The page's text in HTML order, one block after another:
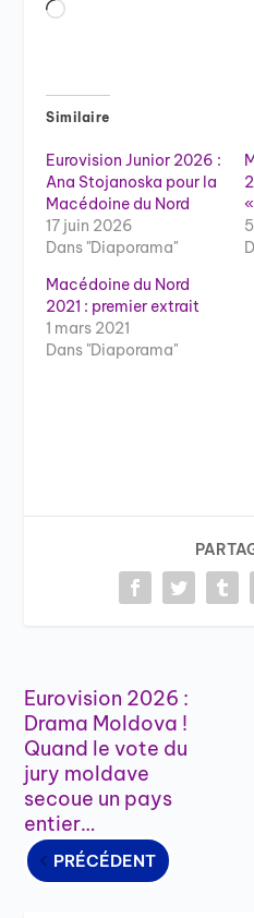
Chargement…
Similaire
Eurovision Junior 2026 :
Ana Stojanoska pour la
Macédoine du Nord
17 juin 2026
Dans "Diaporama"
Macédoine du Nord
2021 : premier extrait
1 mars 2021
Dans "Diaporama"
Eurovision 2026 :
Drama Moldova !
Quand le vote du
jury moldave
secoue un pays
entier…
PRÉCÉDENT